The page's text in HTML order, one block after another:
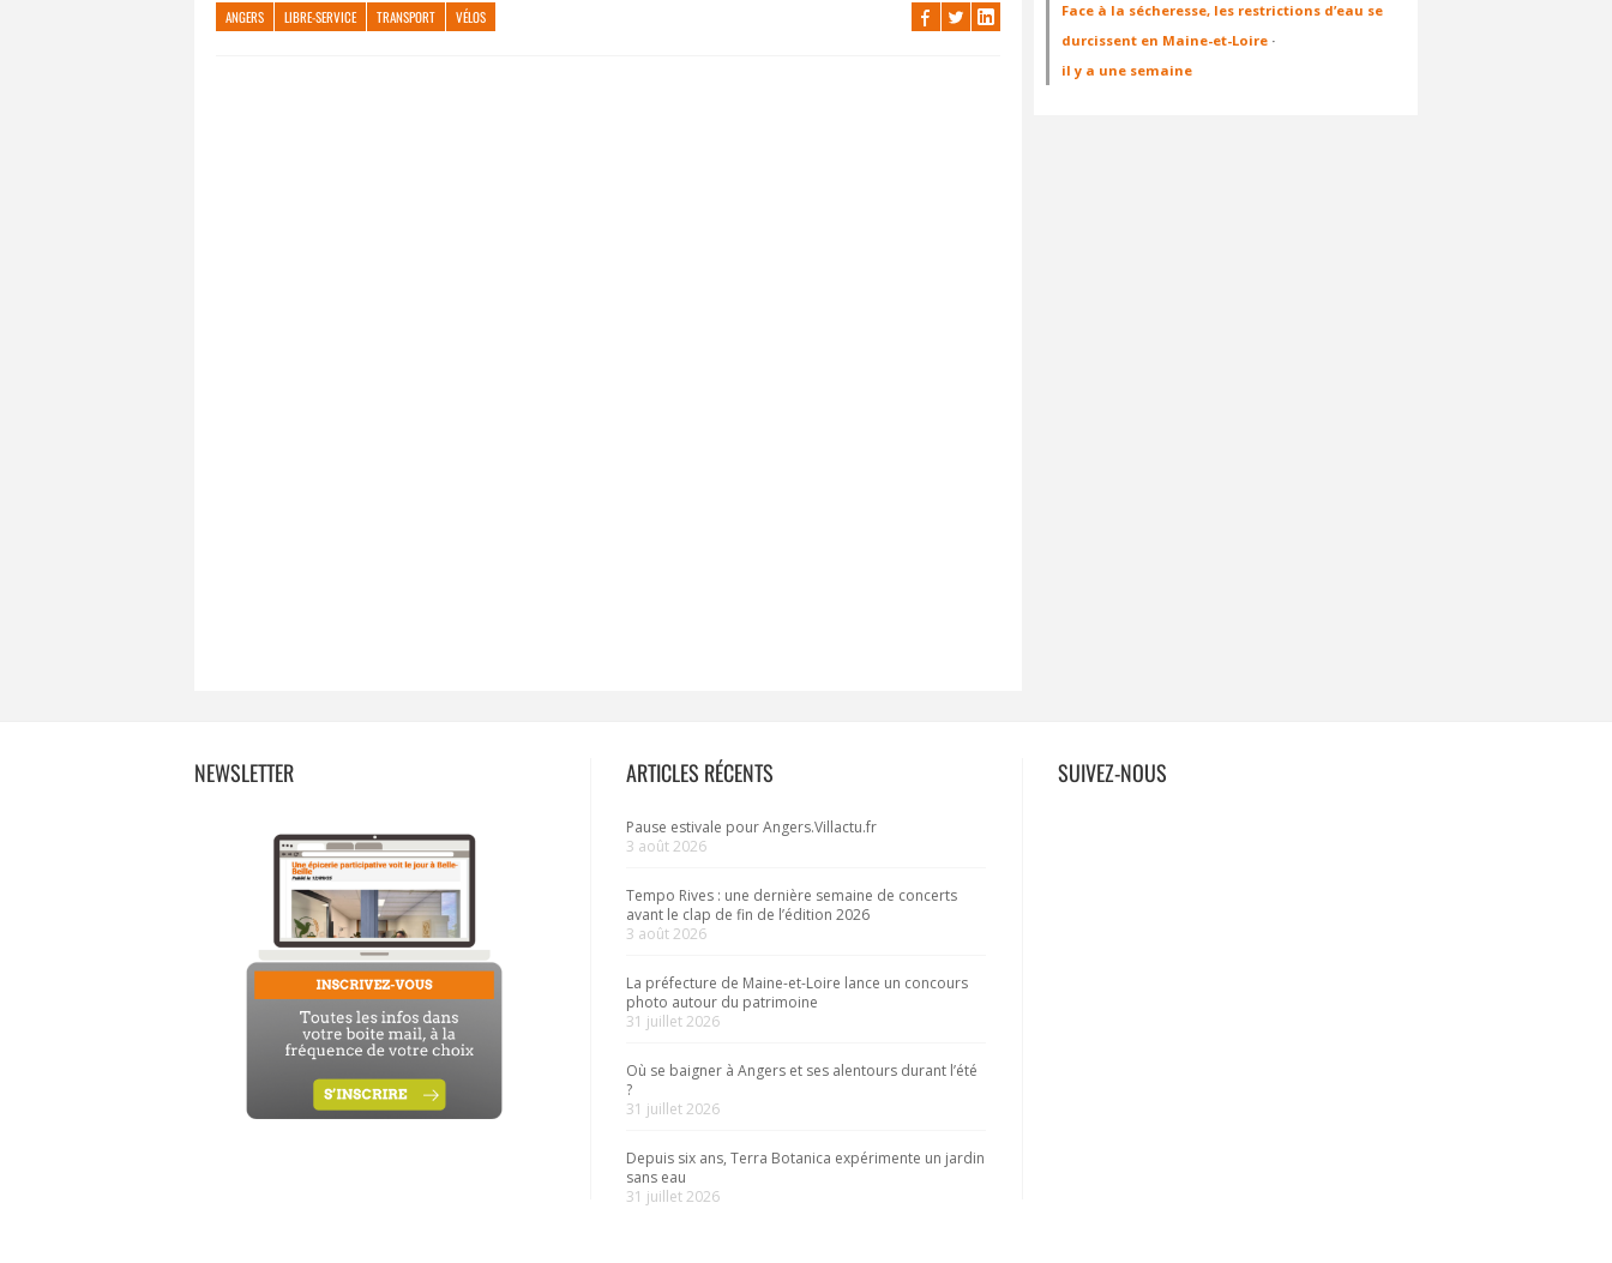
ANGERS LIBRE-SERVICE TRANSPORT VÉLOS
Face à la sécheresse, les restrictions d’eau se
durcissent en Maine-et-Loire ·
il y a une semaine
NEWSLETTER ARTICLES RÉCENTS
Pause estivale pour Angers.Villactu.fr
3 août 2026
Tempo Rives : une dernière semaine de concerts
avant le clap de fin de l’édition 2026
3 août 2026
La préfecture de Maine-et-Loire lance un concours
photo autour du patrimoine
31 juillet 2026
Où se baigner à Angers et ses alentours durant l’été
?
31 juillet 2026
Depuis six ans, Terra Botanica expérimente un jardin
sans eau
31 juillet 2026
SUIVEZ-NOUS